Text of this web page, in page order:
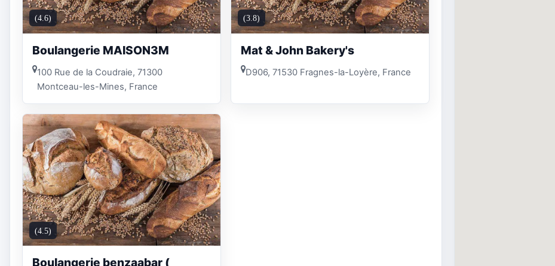
(4.6)
Boulangerie MAISON3M
100 Rue de la Coudraie, 71300
Montceau-les-Mines, France
(3.8)
Mat & John Bakery's
D906, 71530 Fragnes-la-Loyère, France
(4.5)
Boulangerie benzaabar (